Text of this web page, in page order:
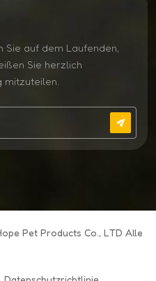
Sie auf dem Laufenden,
Sie herzlich
mitzuteilen.
Pet Products Co., LTD Alle